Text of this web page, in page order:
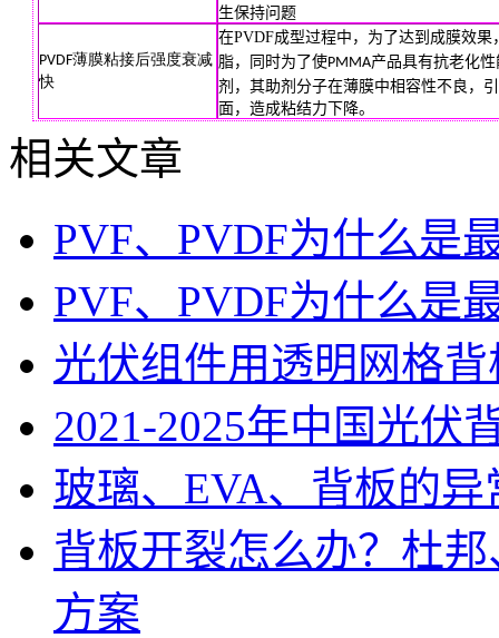
生保持问题
PVDF薄膜粘接后强度衰减
快
在PVDF成型过程中，为了达到成膜效果
脂，同时为了使PMMA产品具有抗老化
剂，其助剂分子在薄膜中相容性不良，
面，造成粘结力下降。
相关文章
PVF、PVDF为什么是
PVF、PVDF为什么是
光伏组件用透明网格
2021-2025年中国光伏
玻璃、EVA、背板的异
背板开裂怎么办？杜
方案